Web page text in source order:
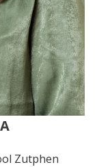
Zutphen